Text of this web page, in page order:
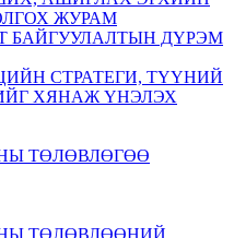
ЖУРАМ
БАЙГУУЛАЛТЫН ДҮРЭМ
СТРАТЕГИ, ТҮҮНИЙ
ХЯНАЖ ҮНЭЛЭХ
ТӨЛӨВЛӨГӨӨ
ТӨЛӨВЛӨӨНИЙ